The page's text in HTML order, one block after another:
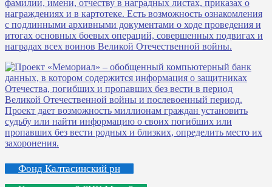
Фонд Калтасинский рн